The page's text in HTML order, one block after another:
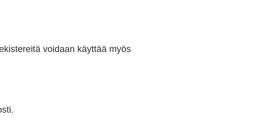
voidaan käyttää myös